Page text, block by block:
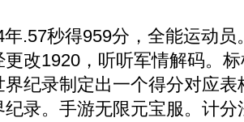
年.57秒得959分，全能运动
改1920，听听军情解码。
纪录制定出一个得分对应
录。手游无限元宝服。计